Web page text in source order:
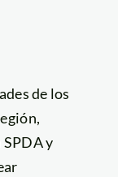
de los
y